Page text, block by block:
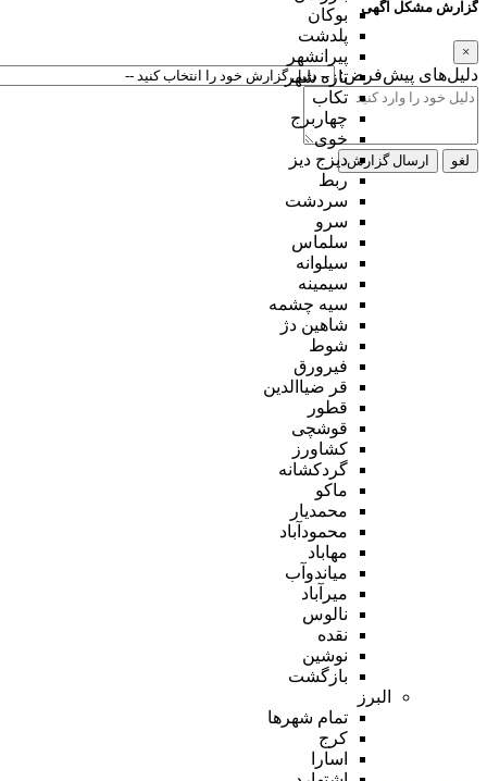
بوکان
پلدشت
پیرانشهر
تازه شهر
تکاب
چهاربرج
خوی
دیزج دیز
ربط
سردشت
سرو
سلماس
سیلوانه
سیمینه
سیه چشمه
شاهین دژ
شوط
فیرورق
قر ضیاالدین
قطور
قوشچی
کشاورز
گردکشانه
ماکو
محمدیار
محمودآباد
مهاباد
میاندوآب
میرآباد
نالوس
نقده
نوشین
بازگشت
البرز
تمام شهر‌ها
کرج
اسارا
گزارش مشکل آگهی
×
دلیل‌های پیش‌فرض:
لغو ارسال گزارش